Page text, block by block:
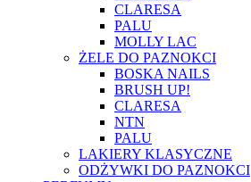
CLARESA
PALU
MOLLY LAC
ŻELE DO PAZNOKCI
BOSKA NAILS
BRUSH UP!
CLARESA
NTN
PALU
LAKIERY KLASYCZNE
ODŻYWKI DO PAZNOKCI